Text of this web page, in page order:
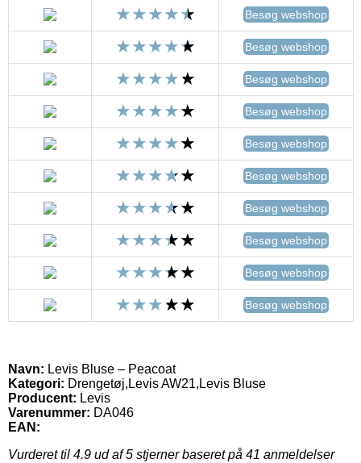
Besøg webshop
Besøg webshop
Besøg webshop
Besøg webshop
Besøg webshop
Besøg webshop
Besøg webshop
Besøg webshop
Besøg webshop
Besøg webshop
Navn: Levis Bluse – Peacoat
Kategori: Drengetøj,Levis AW21,Levis Bluse
Producent: Levis
Varenummer: DA046
EAN:
Vurderet til 4.9 ud af 5 stjerner baseret på 41 anmeldelser